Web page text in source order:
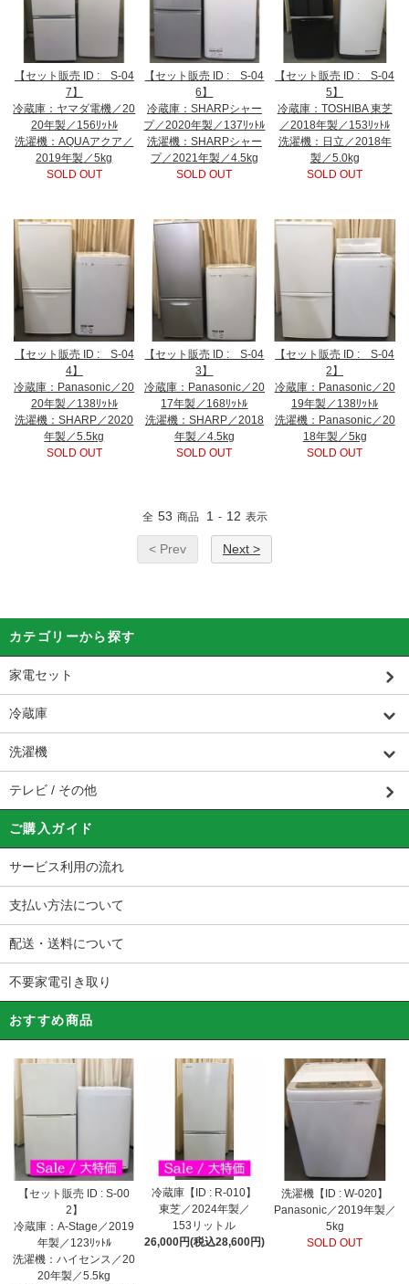
【セット販売 ID : S-04
7】
冷蔵庫：ヤマダ電機／20
20年製／156ﾘｯﾄﾙ
洗濯機：AQUAアクア／
2019年製／5kg
SOLD OUT
【セット販売 ID : S-04
6】
冷蔵庫：SHARPシャー
プ／2020年製／137ﾘｯﾄﾙ
洗濯機：SHARPシャー
プ／2021年製／4.5kg
SOLD OUT
【セット販売 ID : S-04
5】
冷蔵庫：TOSHIBA 東芝
／2018年製／153ﾘｯﾄﾙ
洗濯機：日立／2018年
製／5.0kg
SOLD OUT
【セット販売 ID : S-04
4】
冷蔵庫：Panasonic／20
20年製／138ﾘｯﾄﾙ
洗濯機：SHARP／2020
年製／5.5kg
SOLD OUT
【セット販売 ID : S-04
3】
冷蔵庫：Panasonic／20
17年製／168ﾘｯﾄﾙ
洗濯機：SHARP／2018
年製／4.5kg
SOLD OUT
【セット販売 ID : S-04
2】
冷蔵庫：Panasonic／20
19年製／138ﾘｯﾄﾙ
洗濯機：Panasonic／20
18年製／5kg
SOLD OUT
全 53 商品 1 - 12 表示
< Prev Next >
カテゴリーから探す
家電セット
冷蔵庫
洗濯機
テレビ / その他
ご購入ガイド
サービス利用の流れ
支払い方法について
配送・送料について
不要家電引き取り
おすすめ商品
【セット販売 ID : S-00
2】
冷蔵庫：A-Stage／2019
年製／123ﾘｯﾄﾙ
洗濯機：ハイセンス／20
20年製／5.5kg
冷蔵庫【ID : R-010】
東芝／2024年製／
153リットル
26,000円(税込28,600円)
洗濯機【ID : W-020】
Panasonic／2019年製／
5kg
SOLD OUT